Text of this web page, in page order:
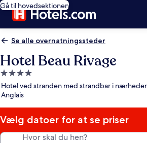
Gå til hovedsektionen
Se alle overnatningssteder
Hotel Beau Rivage
4.0-
stjernet
overnatningssted
Hotel ved stranden med strandbar i
Anglais
Vælg datoer for at se priser
Hvor skal du hen?